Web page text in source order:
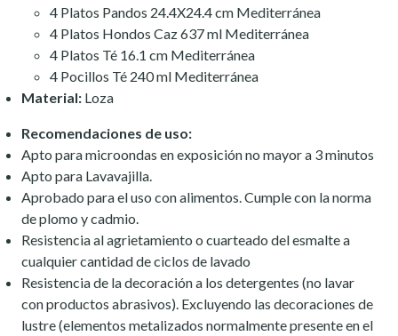
4 Platos Pandos 24.4X24.4 cm Mediterránea
4 Platos Hondos Caz 637 ml Mediterránea
4 Platos Té 16.1 cm Mediterránea
4 Pocillos Té 240 ml Mediterránea
Material: Loza
Recomendaciones de uso:
Apto para microondas en exposición no mayor a 3 minutos
Apto para Lavavajilla.
Aprobado para el uso con alimentos. Cumple con la norma
de plomo y cadmio.
Resistencia al agrietamiento o cuarteado del esmalte a
cualquier cantidad de ciclos de lavado
Resistencia de la decoración a los detergentes (no lavar
con productos abrasivos). Excluyendo las decoraciones de
lustre (elementos metalizados normalmente presente en el